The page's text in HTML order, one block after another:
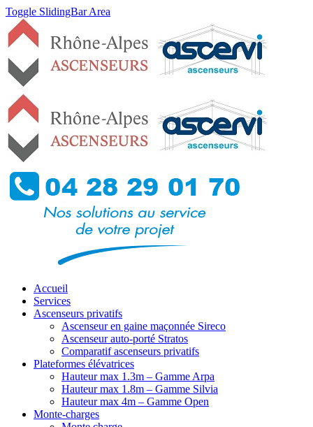
Toggle SlidingBar Area
Accueil
Services
Ascenseurs privatifs
Ascenseur en gaine maçonnée Sireco
Ascenseur auto-porté Stratos
Comparatif ascenseurs privatifs
Plateformes élévatrices
Hauteur max 1.3m – Gamme Arpa
Hauteur max 1.8m – Gamme Silvia
Hauteur max 4m – Gamme Open
Monte-charges